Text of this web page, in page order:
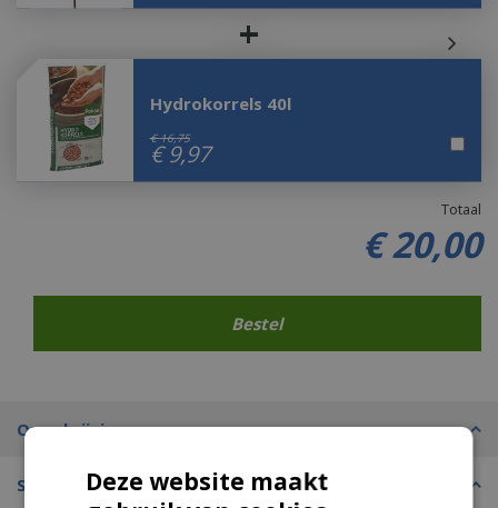
+
Hydrokorrels 40l
€ 16,75
€ 9,97
Totaal
€ 20,00
Omschrijving
SpecificatiesDeze website maakt